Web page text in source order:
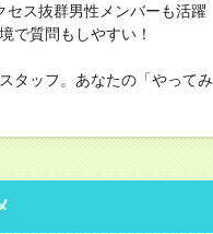
セス抜群男性メンバーも活躍
で質問もしやすい！
タッフ。あなたの「やってみ